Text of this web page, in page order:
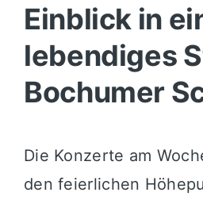
Einblick in
lebendiges
Bochumer
Die Konzerte am
den feierlichen